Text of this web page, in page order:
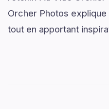
Orcher Photos
tout en apportant